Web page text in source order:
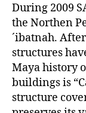
During 2009
the Northen
´ibatnah.
structures
Maya history
buildings is
structure